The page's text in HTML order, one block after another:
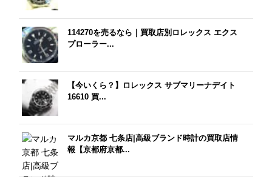
114270を売るなら｜買取店別ロレックス エクス
プローラー...
【今いくら？】ロレックス サブマリーナデイト
16610 買...
マルカ京都 七条店|高級ブランド時計の買取店情
報【京都府京都...